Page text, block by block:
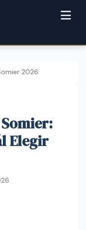
2026
Elegir